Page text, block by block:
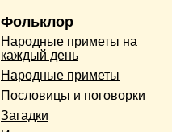
Фольклор
Народные приметы на
каждый день
Народные приметы
Пословицы и поговорки
Загадки